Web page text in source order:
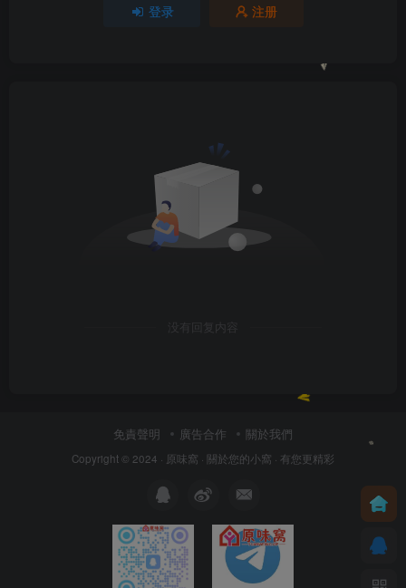
登录 注册
没有回复内容
免責聲明 廣告合作 關於我們
Copyright © 2024 · 原味窩 · 關於您的小窩 · 有您更精彩